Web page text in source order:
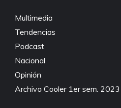
Multimedia
Tendencias
Podcast
Nacional
Opinión
Archivo Cooler 1er sem. 2023